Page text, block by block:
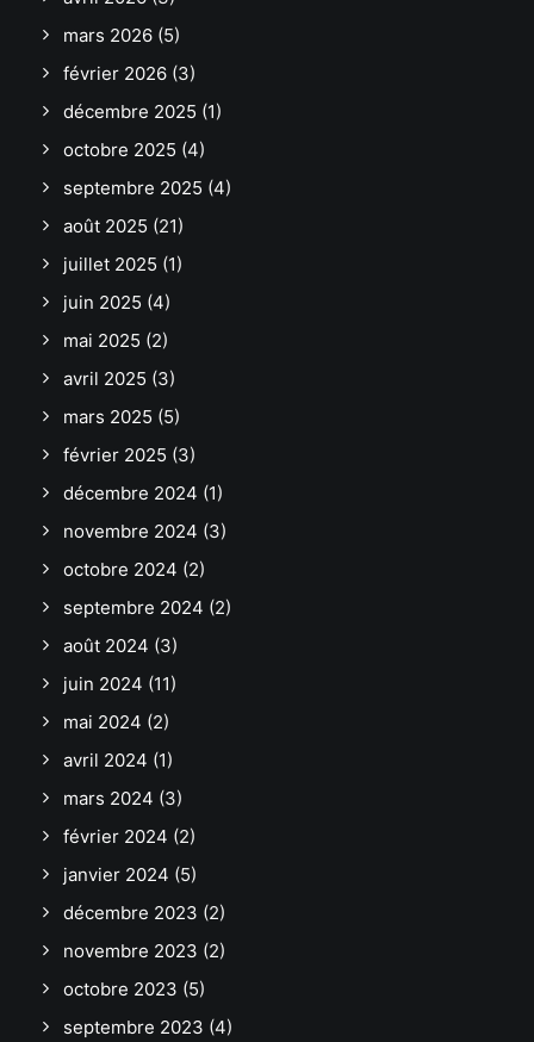
mars 2026 (5)
février 2026 (3)
décembre 2025 (1)
octobre 2025 (4)
septembre 2025 (4)
août 2025 (21)
juillet 2025 (1)
juin 2025 (4)
mai 2025 (2)
avril 2025 (3)
mars 2025 (5)
février 2025 (3)
décembre 2024 (1)
novembre 2024 (3)
octobre 2024 (2)
septembre 2024 (2)
août 2024 (3)
juin 2024 (11)
mai 2024 (2)
avril 2024 (1)
mars 2024 (3)
février 2024 (2)
janvier 2024 (5)
décembre 2023 (2)
novembre 2023 (2)
octobre 2023 (5)
septembre 2023 (4)